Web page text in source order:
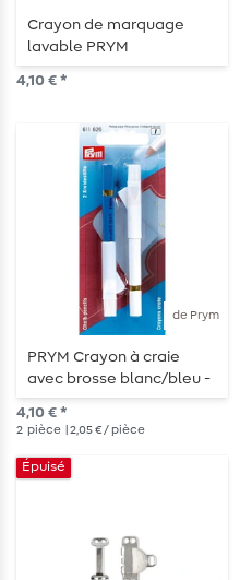
Crayon de marquage
lavable PRYM
4,10 € *
de Prym
PRYM Crayon à craie
avec brosse blanc/bleu -
2 pièces
4,10 € *
2 pièce | 2,05 € / pièce
Épuisé